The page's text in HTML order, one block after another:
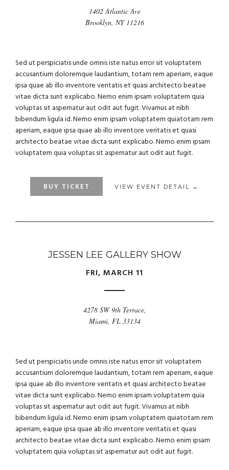
1402 Atlantic Ave
Brooklyn, NY 11216
Sed ut perspiciatis unde omnis iste natus error sit voluptatem
accusantium doloremque laudantium, totam rem aperiam, eaque
ipsa quae ab illo inventore veritatis et quasi architecto beatae
vitae dicta sunt explicabo. Nemo enim ipsam voluptatem quia
voluptas sit aspernatur aut odit aut fugit. Vivamus at nibh
bibendum ligula id. Nemo enim ipsam voluptatem quiatotam rem
aperiam, eaque ipsa quae ab illo inventore veritatis et quasi
architecto beatae vitae dicta sunt explicabo. Nemo enim ipsam
voluptatem quia voluptas sit aspernatur aut odit aut fugit.
BUY TICKET VIEW EVENT DETAIL →
JESSEN LEE GALLERY SHOW
FRI, MARCH 11
4278 SW 9th Terrace,
Miami, FL 33134
Sed ut perspiciatis unde omnis iste natus error sit voluptatem
accusantium doloremque laudantium, totam rem aperiam, eaque
ipsa quae ab illo inventore veritatis et quasi architecto beatae
vitae dicta sunt explicabo. Nemo enim ipsam voluptatem quia
voluptas sit aspernatur aut odit aut fugit. Vivamus at nibh
bibendum ligula id. Nemo enim ipsam voluptatem quiatotam rem
aperiam, eaque ipsa quae ab illo inventore veritatis et quasi
architecto beatae vitae dicta sunt explicabo. Nemo enim ipsam
voluptatem quia voluptas sit aspernatur aut odit aut fugit.